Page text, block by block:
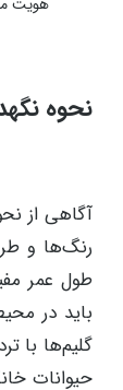
گلستان
هویت
نحوه